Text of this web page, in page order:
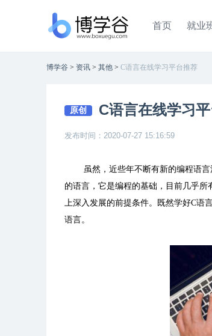
首页 就业
博学谷 > 资讯 > 其他 > C语言在线学习平台推荐
原创 C语言在线学习
发布时间：2020-07-27 15:16:59
虽然，近些年不断有新的编程语言
的语言，它是编程的基础，目前几乎所
上深入发展的前提条件。既然学好C语
语言。